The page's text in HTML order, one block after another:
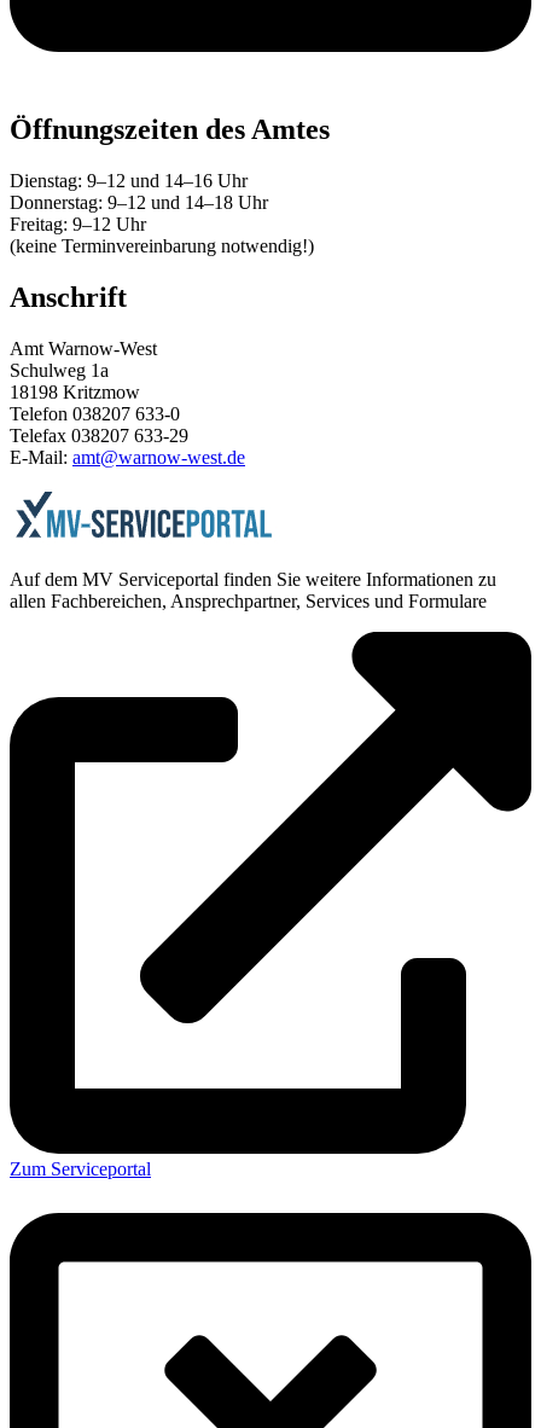
Öffnungszeiten des Amtes
Dienstag: 9–12 und 14–16 Uhr
Donnerstag: 9–12 und 14–18 Uhr
Freitag: 9–12 Uhr
(keine Terminvereinbarung notwendig!)
Anschrift
Amt Warnow-West
Schulweg 1a
18198 Kritzmow
Telefon 038207 633-0
Telefax 038207 633-29
E-Mail: amt@warnow-west.de
Auf dem MV Serviceportal finden Sie weitere Informationen zu
allen Fachbereichen, Ansprechpartner, Services und Formulare
Zum Serviceportal